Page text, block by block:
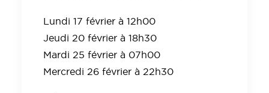
Lundi 17 février à 12h00
Jeudi 20 février à 18h30
Mardi 25 février à 07h00
Mercredi 26 février à 22h30